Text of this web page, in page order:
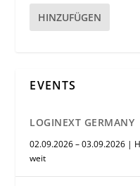
HINZUFÜGEN
EVENTS
LOGINEXT GERMANY
02.09.2026 – 03.09.2026 |
weit